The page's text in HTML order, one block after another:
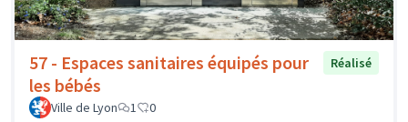
57 - Espaces sanitaires équipés pour
les bébés
Réalisé
Ville de Lyon 1 0